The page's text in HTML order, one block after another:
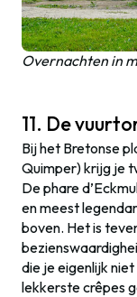
Overnachten in
11. De
Bij het Bretonse
Quimper) krijg je
De phare
en meest
boven. Het is
die je eigenlijk
lekkerste crêpes